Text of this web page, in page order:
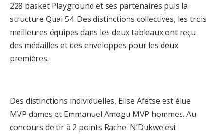
228 basket Playground et ses partenaires puis la
structure Quai 54. Des distinctions collectives, les trois
meilleures équipes dans les deux tableaux ont reçu
des médailles et des enveloppes pour les deux
premières.
Des distinctions individuelles, Elise Afetse est élue
MVP dames et Emmanuel Amogu MVP hommes. Au
concours de tir à 2 points Rachel N’Dukwe est